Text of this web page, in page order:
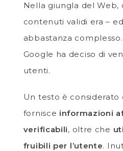
Nella giungla del Web,
contenuti validi era –
abbastanza
Google ha deciso di
utenti.
Un testo è considerato
fornisce informazioni
verificabili, oltre che
fruibili per l’utente.